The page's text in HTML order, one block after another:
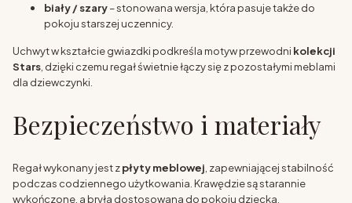
biały / szary– stonowana wersja, która pasuje także do
pokoju starszej uczennicy.
Uchwyt w kształcie gwiazdki podkreśla motyw przewodni kolekcji
Stars , dzięki czemu regał świetnie łączy się z pozostałymi meblami
dla dziewczynki.
Bezpieczeństwo i materiały
Regał wykonany jest zpłyty meblowej , zapewniającej stabilność
podczas codziennego użytkowania. Krawędzie są starannie
wykończone, a bryła dostosowana do pokoju dziecka.